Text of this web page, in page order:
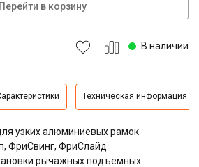
Перейти в корзину
В наличии
Техническая информация
узких алюминиевых рамок
ФриСвинг, ФриСлайд
рычажных подъёмных